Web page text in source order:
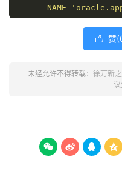
   )
 赞(
未经允许不得转载： 徐万新
议
   